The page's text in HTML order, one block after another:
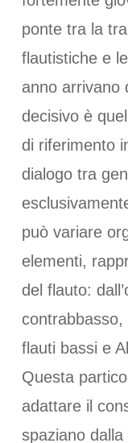
ponte tra la
flautistiche e
anno arrivano
decisivo è
di riferimento
dialogo tra
può variare
elementi,
del flauto:
flauti bassi e
Questa
adattare il
spaziano